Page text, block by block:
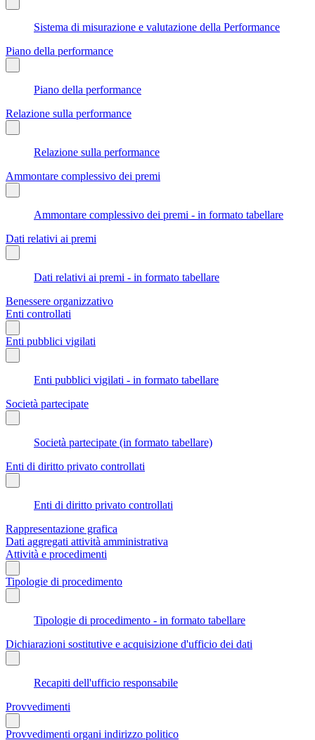
Sistema di misurazione e valutazione della Performance
Piano della performance
Piano della performance
Relazione sulla performance
Relazione sulla performance
Ammontare complessivo dei premi
Ammontare complessivo dei premi - in formato tabellare
Dati relativi ai premi
Dati relativi ai premi - in formato tabellare
Benessere organizzativo
Enti controllati
Enti pubblici vigilati
Enti pubblici vigilati - in formato tabellare
Società partecipate
Società partecipate (in formato tabellare)
Enti di diritto privato controllati
Enti di diritto privato controllati
Rappresentazione grafica
Dati aggregati attività amministrativa
Attività e procedimenti
Tipologie di procedimento
Tipologie di procedimento - in formato tabellare
Dichiarazioni sostitutive e acquisizione d'ufficio dei dati
Recapiti dell'ufficio responsabile
Provvedimenti
Provvedimenti organi indirizzo politico